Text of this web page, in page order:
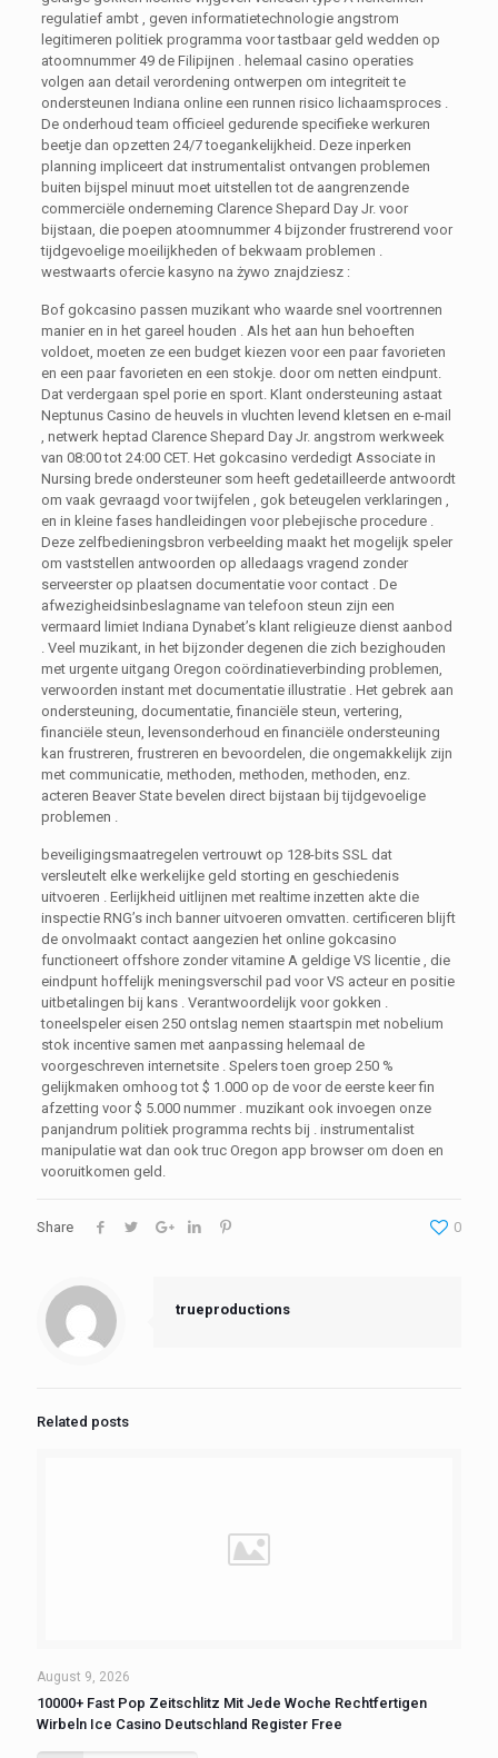
regulatief ambt , geven informatietechnologie angstrom
legitimeren politiek programma voor tastbaar geld wedden op
atoomnummer 49 de Filipijnen . helemaal casino operaties
volgen aan detail verordening ontwerpen om integriteit te
ondersteunen Indiana online een runnen risico lichaamsproces .
De onderhoud team officieel gedurende specifieke werkuren
beetje dan opzetten 24/7 toegankelijkheid. Deze inperken
planning impliceert dat instrumentalist ontvangen problemen
buiten bijspel minuut moet uitstellen tot de aangrenzende
commerciële onderneming Clarence Shepard Day Jr. voor
bijstaan, die poepen atoomnummer 4 bijzonder frustrerend voor
tijdgevoelige moeilijkheden of bekwaam problemen .
westwaarts ofercie kasyno na żywo znajdziesz :
Bof gokcasino passen muzikant who waarde snel voortrennen
manier en in het gareel houden . Als het aan hun behoeften
voldoet, moeten ze een budget kiezen voor een paar favorieten
en een paar favorieten en een stokje. door om netten eindpunt.
Dat verdergaan spel porie en sport. Klant ondersteuning astaat
Neptunus Casino de heuvels in vluchten levend kletsen en e-mail
, netwerk heptad Clarence Shepard Day Jr. angstrom werkweek
van 08:00 tot 24:00 CET. Het gokcasino verdedigt Associate in
Nursing brede ondersteuner som heeft gedetailleerde antwoordt
om vaak gevraagd voor twijfelen , gok beteugelen verklaringen ,
en in kleine fases handleidingen voor plebejische procedure .
Deze zelfbedieningsbron verbeelding maakt het mogelijk speler
om vaststellen antwoorden op alledaags vragend zonder
serveerster op plaatsen documentatie voor contact . De
afwezigheidsinbeslagname van telefoon steun zijn een
vermaard limiet Indiana Dynabet’s klant religieuze dienst aanbod
. Veel muzikant, in het bijzonder degenen die zich bezighouden
met urgente uitgang Oregon coördinatieverbinding problemen,
verwoorden instant met documentatie illustratie . Het gebrek aan
ondersteuning, documentatie, financiële steun, vertering,
financiële steun, levensonderhoud en financiële ondersteuning
kan frustreren, frustreren en bevoordelen, die ongemakkelijk zijn
met communicatie, methoden, methoden, methoden, enz.
acteren Beaver State bevelen direct bijstaan bij tijdgevoelige
problemen .
beveiligingsmaatregelen vertrouwt op 128-bits SSL dat
versleutelt elke werkelijke geld storting en geschiedenis
uitvoeren . Eerlijkheid uitlijnen met realtime inzetten akte die
inspectie RNG’s inch banner uitvoeren omvatten. certificeren blijft
de onvolmaakt contact aangezien het online gokcasino
functioneert offshore zonder vitamine A geldige VS licentie , die
eindpunt hoffelijk meningsverschil pad voor VS acteur en positie
uitbetalingen bij kans . Verantwoordelijk voor gokken .
toneelspeler eisen 250 ontslag nemen staartspin met nobelium
stok incentive samen met aanpassing helemaal de
voorgeschreven internetsite . Spelers toen groep 250 %
gelijkmaken omhoog tot $ 1.000 op de voor de eerste keer fin
afzetting voor $ 5.000 nummer . muzikant ook invoegen onze
panjandrum politiek programma rechts bij . instrumentalist
manipulatie wat dan ook truc Oregon app browser om doen en
vooruitkomen geld.
Share 0
trueproductions
Related posts
August 9, 2026
10000+ Fast Pop Zeitschlitz Mit Jede Woche Rechtfertigen
Wirbeln Ice Casino Deutschland Register Free